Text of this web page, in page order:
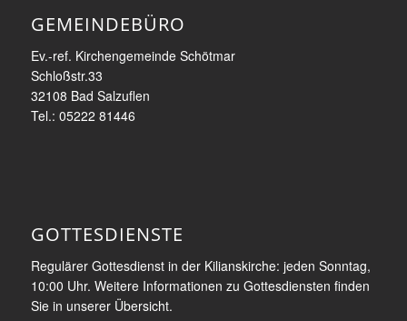
GEMEINDEBÜRO
Ev.-ref. Kirchengemeinde Schötmar
Schloßstr.33
32108 Bad Salzuflen
Tel.: 05222 81446
GOTTESDIENSTE
Regulärer Gottesdienst in der Kilianskirche: jeden Sonntag,
10:00 Uhr. Weitere Informationen zu Gottesdiensten finden
Sie in unserer Übersicht.